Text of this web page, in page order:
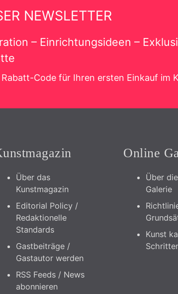
NEWSLETTER
– Einrichtungsideen –
Rabatt-Code für Ihren ersten Einkauf im
Über das
Kunstmagazin
Editorial Policy /
Redaktionelle
Standards
Gastbeiträge /
Gastautor werden
RSS Feeds / News
abonnieren
Online
Über
Galerie
Kunst